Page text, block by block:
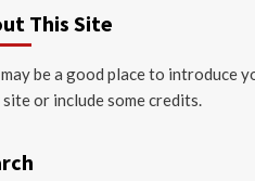
This Site
be a good place to introduce
or include some credits.